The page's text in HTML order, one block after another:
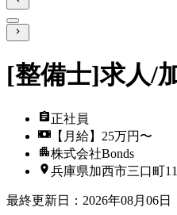
[整備士]求人/
正社員
【月給】25万円〜
株式会社Bonds
兵庫県加西市三口町
最終更新日 ： 2026年08月06日